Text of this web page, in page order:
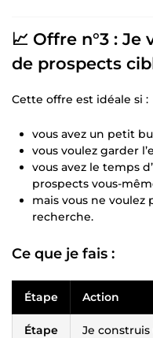
📈 Offre n°3 :
de prospects
Cette offre est idéale si :
vous avez un petit
vous voulez garder
vous avez le temps
prospects vous-
mais vous ne voulez
recherche.
Ce que je fais :
Étape Action
Étape
Je